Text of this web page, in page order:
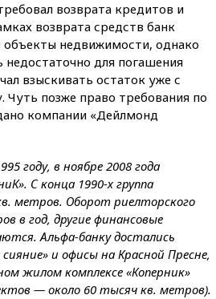
возврата кредитов и
возврата средств банк
объекты недвижимости, однако
недостаточно для погашения
взыскивать остаток уже с
Чуть позже право требования по
компании «Дейлмонд
году, в ноябре 2008 года
С конца 1990-х группа
метров. Оборот риелторского
в год, другие финансовые
Альфа-банку достались
и офисы на Красной Пресне,
жилом комплексе «Коперник»
— около 60 тысяч кв. метров).